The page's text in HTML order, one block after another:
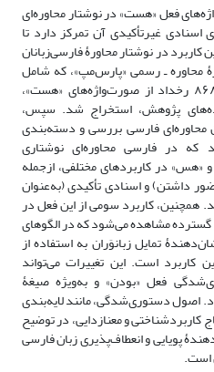
فعل «هست» در نوشتار محاوره‌ای
اسنادی غیرتأکیدی آن تمرکز دارد تا
کاربرد در نوشتار محاورۀ فارسی‌زبانان
محاوره‌ـ‌رسمی «پارس‌مپ»، که شامل
بیش از ۵۰هزار زوج‌جمله است، ۸۶۸ رخداد از صورت‌واژه‌های «هست»،
پژوهش، استخراج شد. سپس،
محاوره‌ای فارسی بررسی و دسته‌بندی
در فارسی محاوره‌ای نوشتاری
در کاربردهای مختلفی، ازجمله
داشتن) و اسنادی تأکیدی (به‌عنوان
همچنین، کاربرد سومی از این فعل در
گسترده مشاهده می‌شود که در الگوهای
تمایل زبانوَران به استفاده از
است. این تغییرات می‌تواند
فعل «بودن» و به‌ویژه صیغۀ
دستوری‌شدگی، مانند لایه‌بندی
کاربردشناختی و معنازدایی، در توضیح
پویایی و انعطاف‌پذیری زبان فارسی
است.